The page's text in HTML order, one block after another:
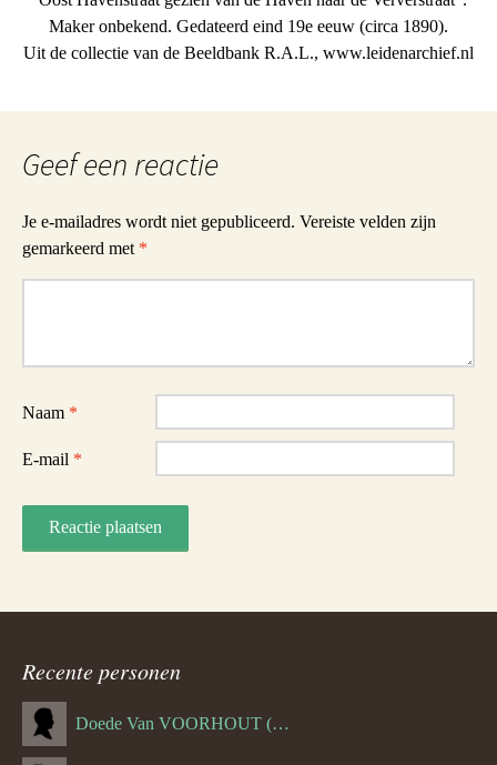
Maker onbekend. Gedateerd eind 19e eeuw (circa 1890).
Uit de collectie van de Beeldbank R.A.L., www.leidenarchief.nl
Geef een reactie
Je e-mailadres wordt niet gepubliceerd. Vereiste velden zijn
gemarkeerd met *
Naam *
E-mail *
Recente personen
Doede Van VOORHOUT (Van FORNEHOLT) (--1101)